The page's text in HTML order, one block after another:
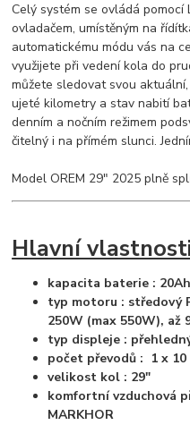
Celý systém se ovládá pomocí
ovladačem, umístěným na
automatickému módu vás na
využijete při vedení kola do
můžete sledovat svou
ujeté kilometry a stav nabití
denním a nočním režimem
čitelný i na přímém slunci.
Model OREM 29" 2025 plně
Hlavní
kapacita baterie :
typ motoru : středový
250W (max 550W), až
typ displeje :
počet převodů : 1 x 10
velikost kol : 29"
komfortní vzduchová
MARKHOR